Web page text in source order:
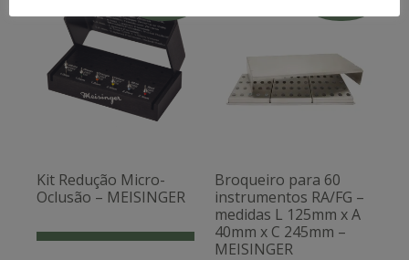
Kit Redução Micro-
Oclusão – MEISINGER
Broqueiro para 60
instrumentos RA/FG –
medidas L 125mm x A
40mm x C 245mm –
MEISINGER